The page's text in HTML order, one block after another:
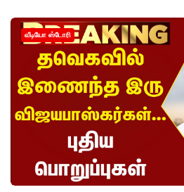
வீடியோ ஸ்டோரி